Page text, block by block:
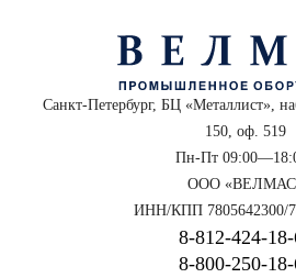
Процедура включает внешний осмотр,
измерение параметров по эталонным
полученных результатов. По итогам
установленного образца,
Преимущества
типов измерительной техники;
использование эталонов высокой
Санкт-Петербург, БЦ «Металлист»,
150, оф. 519
Пн-Пт
ООО
ИНН/КПП 7805642300/